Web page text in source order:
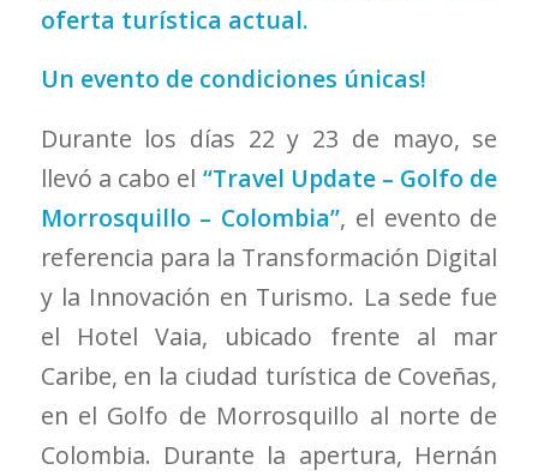
oferta turística actual.
Un evento de condiciones únicas!
Durante los días 22 y 23 de mayo, se
llevó a cabo el “Travel Update – Golfo de
Morrosquillo – Colombia”, el evento de
referencia para la Transformación Digital
y la Innovación en Turismo. La sede fue
el Hotel Vaia, ubicado frente al mar
Caribe, en la ciudad turística de Coveñas,
en el Golfo de Morrosquillo al norte de
Colombia. Durante la apertura, Hernán